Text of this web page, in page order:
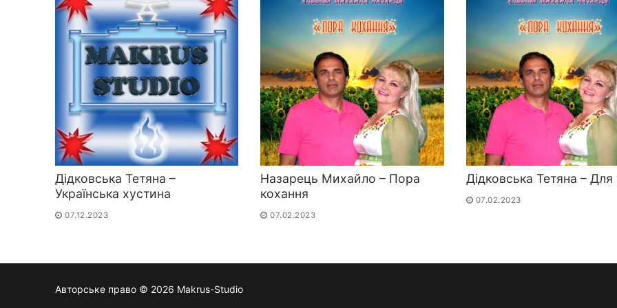
Дідковська Тетяна –
Українська хустина
07.12.2023
Назарець Михайло – Пора
кохання
07.02.2023
Дідковська Тетяна – Для
07.02.2023
Авторське право © 2026 Makrus-Studio